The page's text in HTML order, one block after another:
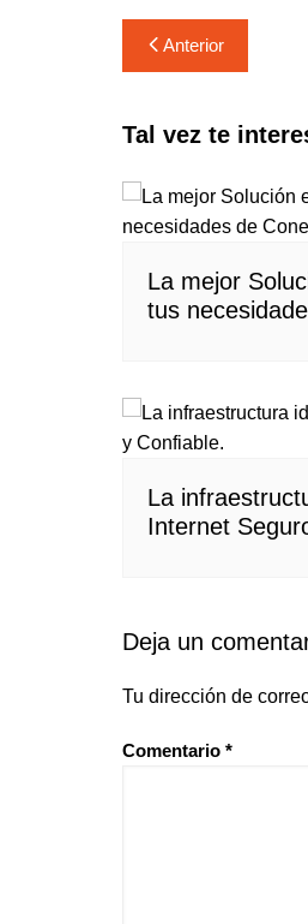
Navegación
de
entradas
Anterior
Tal vez te
La mejor
tus
La
Internet
Deja un
Tu dirección de
Comentario *